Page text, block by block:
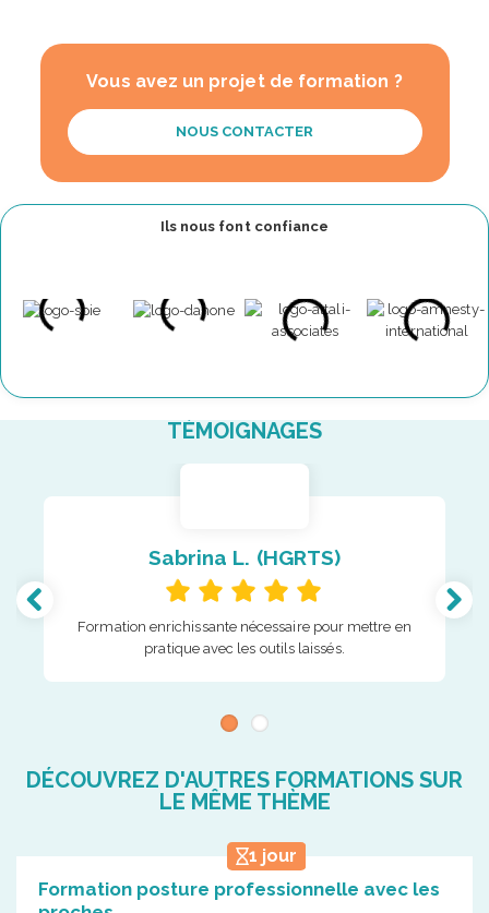
Vous avez un projet de formation ?
NOUS CONTACTER
Ils nous font confiance
TÉMOIGNAGES
Sabrina L. (HGRTS)
Formation enrichissante nécessaire pour mettre en
pratique avec les outils laissés.
DÉCOUVREZ D'AUTRES FORMATIONS SUR
LE MÊME THÈME
1 jour
Formation posture professionnelle avec les